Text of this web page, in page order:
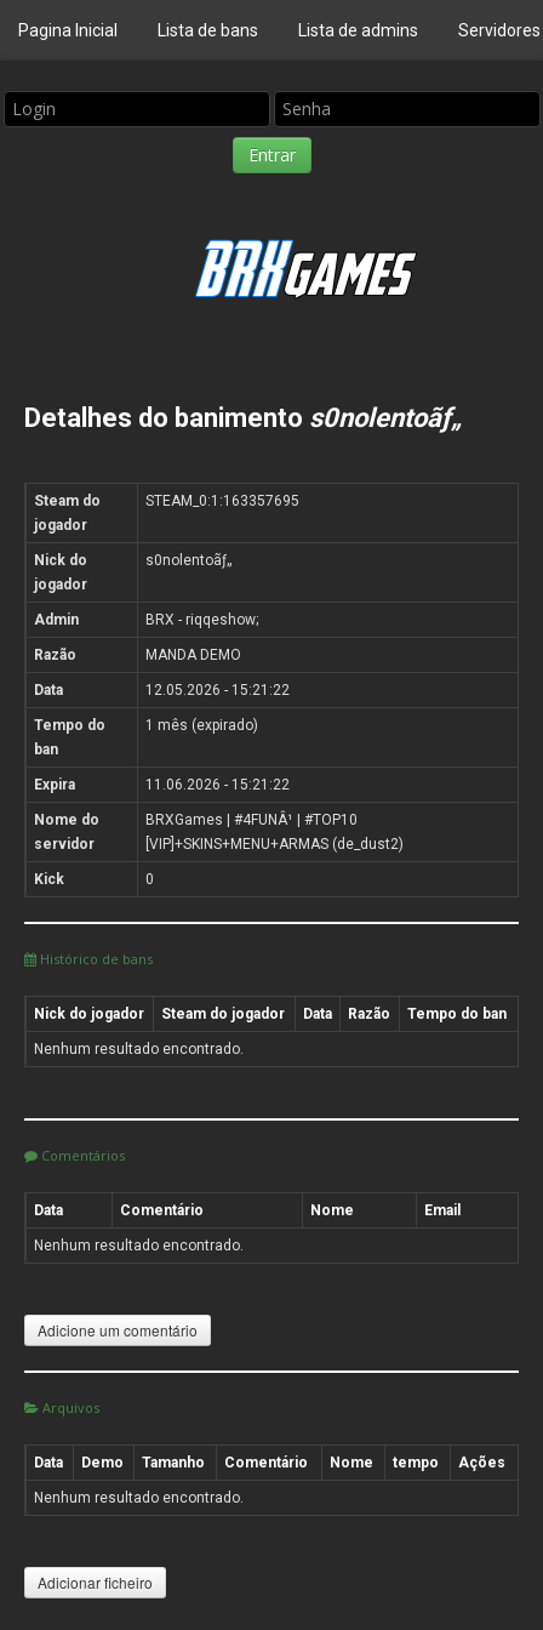
Pagina Inicial Lista de bans Lista de admins Servidores
Detalhes do banimento s0nolentoãƒ„
Steam do
jogador
STEAM_0:1:163357695
Nick do
jogador
s0nolentoãƒ„
Admin BRX - riqqeshow;
Razão MANDA DEMO
Data 12.05.2026 - 15:21:22
Tempo do
ban
1 mês (expirado)
Expira 11.06.2026 - 15:21:22
Nome do
servidor
BRXGames | #4FUNÂ¹ | #TOP10
[VIP]+SKINS+MENU+ARMAS (de_dust2)
Kick 0
Histórico de bans
Nick do jogador Steam do jogador Data Razão Tempo do ban
Nenhum resultado encontrado.
Comentários
Data Comentário Nome Email
Nenhum resultado encontrado.
Adicione um comentário
Arquivos
Data Demo Tamanho Comentário Nome tempo Ações
Nenhum resultado encontrado.
Adicionar ficheiro